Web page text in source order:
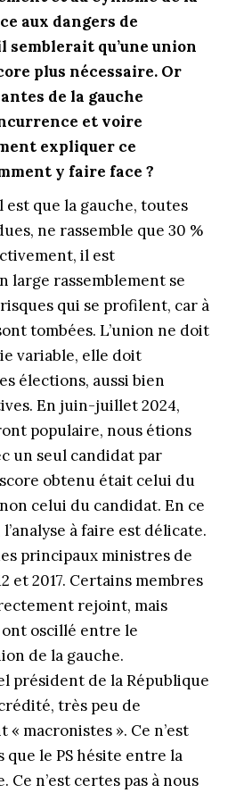
aux dangers de
semblerait qu’une union
plus nécessaire. Or
de la gauche
et voire
expliquer ce
y faire face ?
est que la gauche, toutes
ne rassemble que 30 %
il est
large rassemblement se
qui se profilent, car à
tombées. L’union ne doit
variable, elle doit
élections, aussi bien
En juin-juillet 2024,
populaire, nous étions
un seul candidat par
obtenu était celui du
celui du candidat. En ce
à faire est délicate.
principaux ministres de
et 2017. Certains membres
rejoint, mais
ont oscillé entre le
de la gauche.
président de la République
très peu de
« macronistes ». Ce n’est
que le PS hésite entre la
Ce n’est certes pas à nous